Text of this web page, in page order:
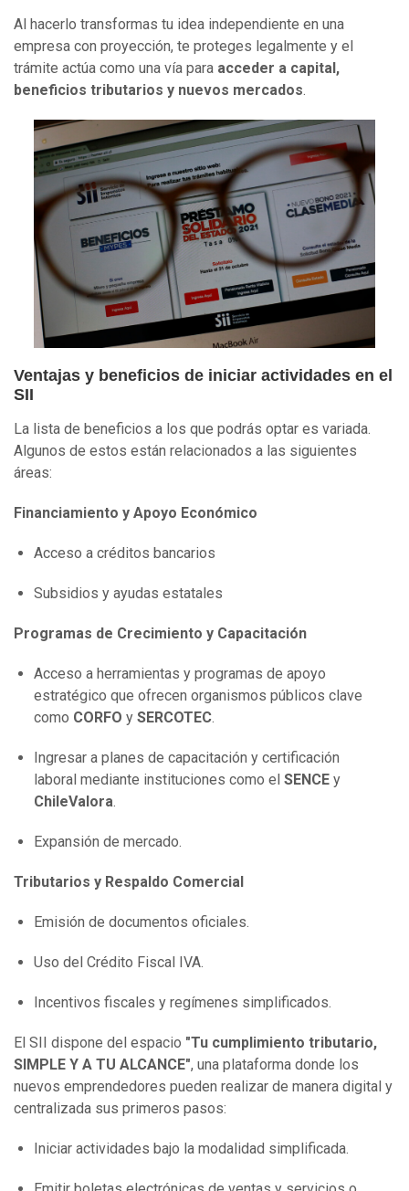
Al hacerlo transformas tu idea independiente en una
empresa con proyección, te proteges legalmente y el
trámite actúa como una vía para acceder a capital,
beneficios tributarios y nuevos mercados.
Ventajas y beneficios de iniciar actividades en el
SII
La lista de beneficios a los que podrás optar es variada.
Algunos de estos están relacionados a las siguientes
áreas:
Financiamiento y Apoyo Económico
Acceso a créditos bancarios
Subsidios y ayudas estatales
Programas de Crecimiento y Capacitación
Acceso a herramientas y programas de apoyo
estratégico que ofrecen organismos públicos clave
como CORFO y SERCOTEC.
Ingresar a planes de capacitación y certificación
laboral mediante instituciones como el SENCE y
ChileValora.
Expansión de mercado.
Tributarios y Respaldo Comercial
Emisión de documentos oficiales.
Uso del Crédito Fiscal IVA.
Incentivos fiscales y regímenes simplificados.
El SII dispone del espacio "Tu cumplimiento tributario,
SIMPLE Y A TU ALCANCE", una plataforma donde los
nuevos emprendedores pueden realizar de manera digital y
centralizada sus primeros pasos:
Iniciar actividades bajo la modalidad simplificada.